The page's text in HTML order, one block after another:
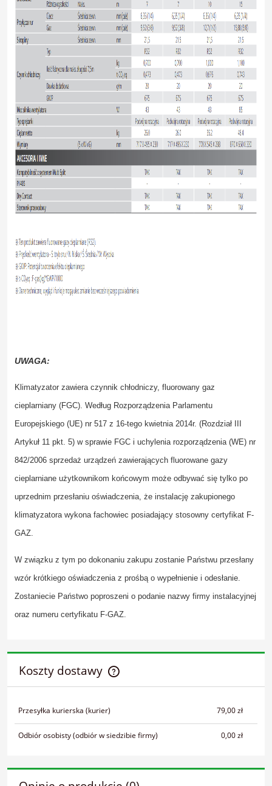
UWAGA:
Klimatyzator zawiera czynnik chłodniczy, fluorowany gaz
cieplarniany (FGC). Według Rozporządzenia Parlamentu
Europejskiego (UE) nr 517 z 16-tego kwietnia 2014r. (Rozdział III
Artykuł 11 pkt. 5) w sprawie FGC i uchylenia rozporządzenia (WE) nr
842/2006 sprzedaż urządzeń zawierających fluorowane gazy
cieplarniane użytkownikom końcowym może odbywać się tylko po
uprzednim przesłaniu oświadczenia, że instalację zakupionego
klimatyzatora wykona fachowiec posiadający stosowny certyfikat F-
GAZ.
W związku z tym po dokonaniu zakupu zostanie Państwu przesłany
wzór krótkiego oświadczenia z prośbą o wypełnienie i odesłanie.
Zostaniecie Państwo poproszeni o podanie nazwy firmy instalacyjnej
oraz numeru certyfikatu F-GAZ.
Koszty dostawy
Cena nie zawiera ewentualnych kosztów płatności
Przesyłka kurierska (kurier) 79,00 zł
Odbiór osobisty(odbiór w siedzibie firmy) 0,00 zł